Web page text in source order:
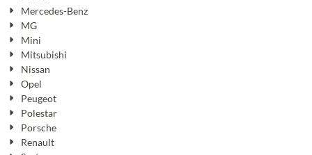
Mercedes-Benz
MG
Mini
Mitsubishi
Nissan
Opel
Peugeot
Polestar
Porsche
Renault